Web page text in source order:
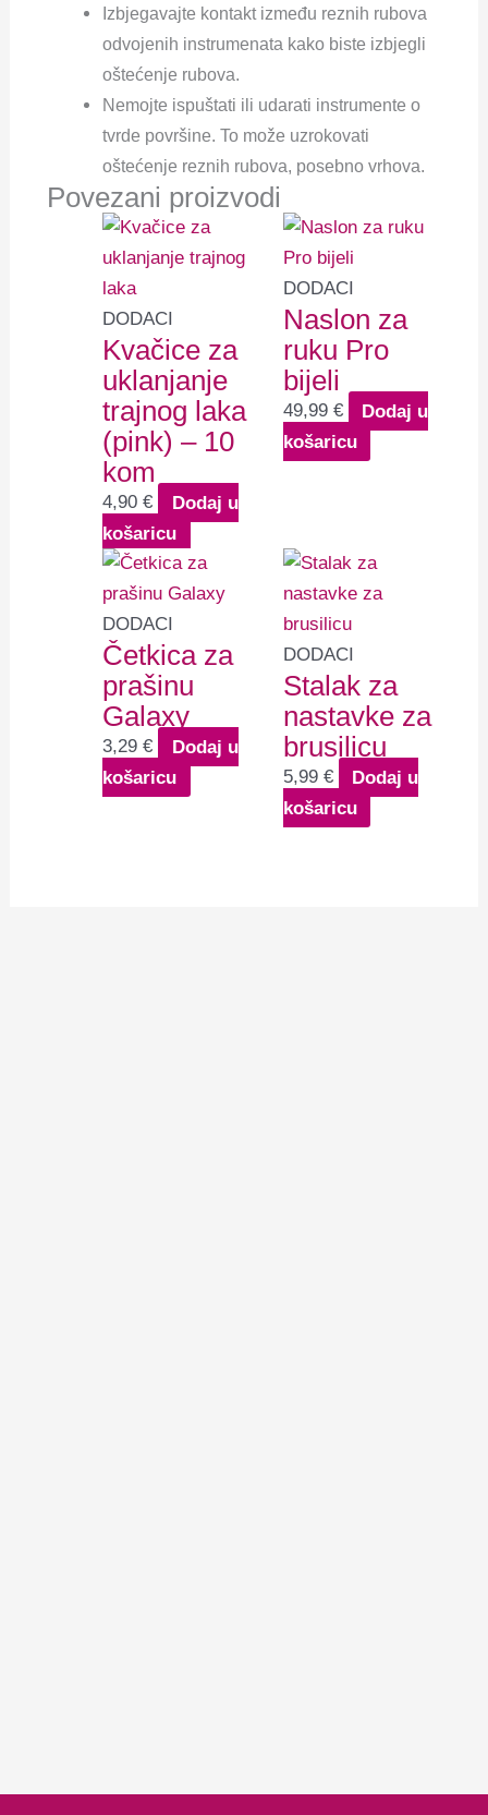
Izbjegavajte kontakt između reznih rubova
odvojenih instrumenata kako biste izbjegli
oštećenje rubova.
Nemojte ispuštati ili udarati instrumente o
tvrde površine. To može uzrokovati
oštećenje reznih rubova, posebno vrhova.
Povezani proizvodi
DODACI
Kvačice za
uklanjanje
trajnog laka
(pink) – 10
kom
4,90€
Dodaj u
košaricu
DODACI
Naslon za
ruku Pro
bijeli
49,99 €
Dodaj u
košaricu
DODACI
Četkica za
prašinu
Galaxy
3,29€
Dodaj u
košaricu
DODACI
Stalak za
nastavke za
brusilicu
5,99 €
Dodaj u
košaricu